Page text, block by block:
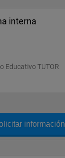
interna
Educativo TUTOR
información